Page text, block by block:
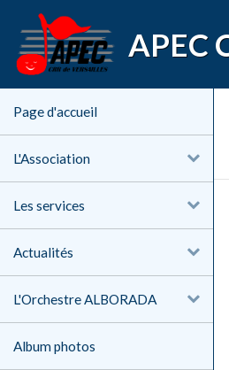
Page d'accueil
L'Association
Les services
Actualités
L'Orchestre ALBORADA
Album photos